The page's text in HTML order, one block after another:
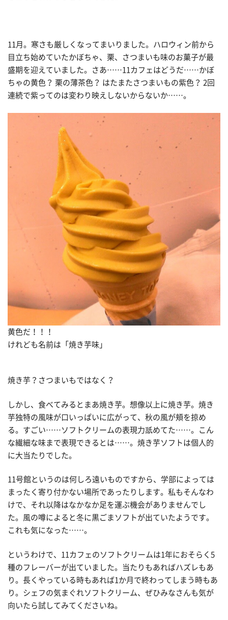
11月。寒さも厳しくなってまいりました。ハロウィン前から
目立ち始めていたかぼちゃ、栗、さつまいも味のお菓子が最
盛期を迎えていました。さあ……11カフェはどうだ……かぼ
ちゃの黄色？ 栗の薄茶色？ はたまたさつまいもの紫色？ 2回
連続で紫ってのは変わり映えしないからないか……。
黄色だ！！！
けれども名前は「焼き芋味」
焼き芋？さつまいもではなく？
しかし、食べてみるとまあ焼き芋。想像以上に焼き芋。焼き
芋独特の風味が口いっぱいに広がって、秋の風が頬を掠め
る。すごい……ソフトクリームの表現力舐めてた……。こん
な繊細な味まで表現できるとは……。焼き芋ソフトは個人的
に大当たりでした。
11号館というのは何しろ遠いものですから、学部によっては
まったく寄り付かない場所であったりします。私もそんなわ
けで、それ以降はなかなか足を運ぶ機会がありませんでし
た。風の噂によると冬に黒ごまソフトが出ていたようです。
これも気になった……。
というわけで、11カフェのソフトクリームは1年におそらく5
種のフレーバーが出ていました。当たりもあればハズレもあ
り。長くやっている時もあれば1か月で終わってしまう時もあ
り。シェフの気まぐれソフトクリーム、ぜひみなさんも気が
向いたら試してみてくださいね。